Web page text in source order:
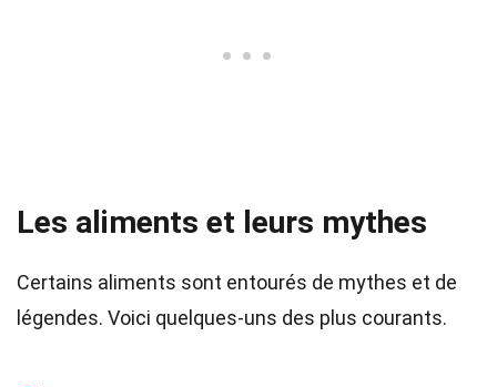
Les aliments et leurs mythes
Certains aliments sont entourés de mythes et de
légendes. Voici quelques-uns des plus courants.